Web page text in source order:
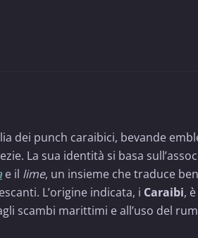
dei punch caraibici, bevande
La sua identità si basa
e il lime, un insieme che traduce
L’origine indicata, i Caraibi,
scambi marittimi e all’uso del